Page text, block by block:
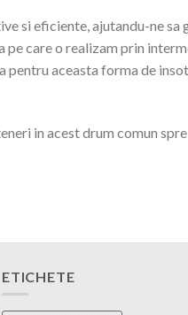
si eficiente, ajutandu-ne
care o realizam prin
aceasta forma de
in acest drum comun spre
ETICHETE